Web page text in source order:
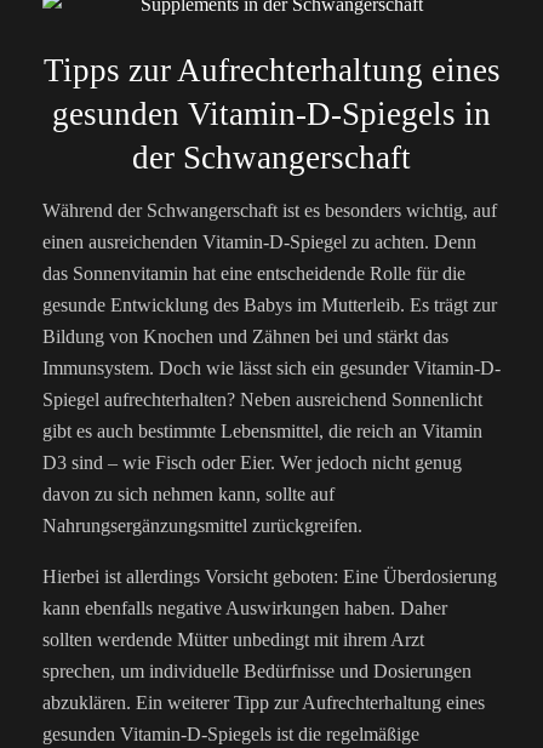
Tipps zur Aufrechterhaltung eines
gesunden Vitamin-D-Spiegels in
der Schwangerschaft
Während der Schwangerschaft ist es besonders wichtig, auf
einen ausreichenden Vitamin-D-Spiegel zu achten. Denn
das Sonnenvitamin hat eine entscheidende Rolle für die
gesunde Entwicklung des Babys im Mutterleib. Es trägt zur
Bildung von Knochen und Zähnen bei und stärkt das
Immunsystem. Doch wie lässt sich ein gesunder Vitamin-D-
Spiegel aufrechterhalten? Neben ausreichend Sonnenlicht
gibt es auch bestimmte Lebensmittel, die reich an Vitamin
D3 sind – wie Fisch oder Eier. Wer jedoch nicht genug
davon zu sich nehmen kann, sollte auf
Nahrungsergänzungsmittel zurückgreifen.
Hierbei ist allerdings Vorsicht geboten: Eine Überdosierung
kann ebenfalls negative Auswirkungen haben. Daher
sollten werdende Mütter unbedingt mit ihrem Arzt
sprechen, um individuelle Bedürfnisse und Dosierungen
abzuklären. Ein weiterer Tipp zur Aufrechterhaltung eines
gesunden Vitamin-D-Spiegels ist die regelmäßige